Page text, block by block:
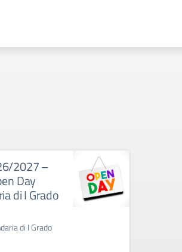
2027 –
Day
di I Grado
di I Grado